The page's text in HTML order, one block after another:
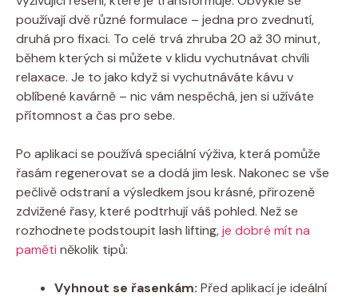
používají dvě různé formulace – jedna pro zvednutí,
druhá pro fixaci. To celé trvá zhruba 20 až 30 minut,
během kterých si můžete v klidu vychutnávat chvíli
relaxace. Je to jako když si vychutnáváte kávu v
oblíbené kavárně – nic vám nespěchá, jen si užíváte
přítomnost a čas pro sebe.
Po aplikaci se používá speciální výživa, která pomůže
řasám regenerovat se a dodá jim lesk. Nakonec se vše
pečlivě odstraní a výsledkem jsou krásné, přirozeně
zdvižené řasy, které podtrhují váš pohled. Než se
rozhodnete podstoupit lash lifting,je dobré mít na
paměti několik tipů:
Vyhnout se řasenkám: Před aplikací je ideální